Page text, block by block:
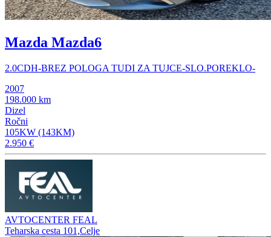
Mazda Mazda6
2.0CDH-BREZ POLOGA TUDI ZA TUJCE-SLO.POREKLO-
2007
198.000 km
Dizel
Ročni
105KW (143KM)
2.950 €
AVTOCENTER FEAL
Teharska cesta 101,Celje